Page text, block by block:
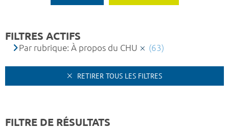
FILTRES ACTIFS
Par rubrique: À propos du CHU (63)
RETIRER TOUS LES FILTRES
FILTRE DE RÉSULTATS